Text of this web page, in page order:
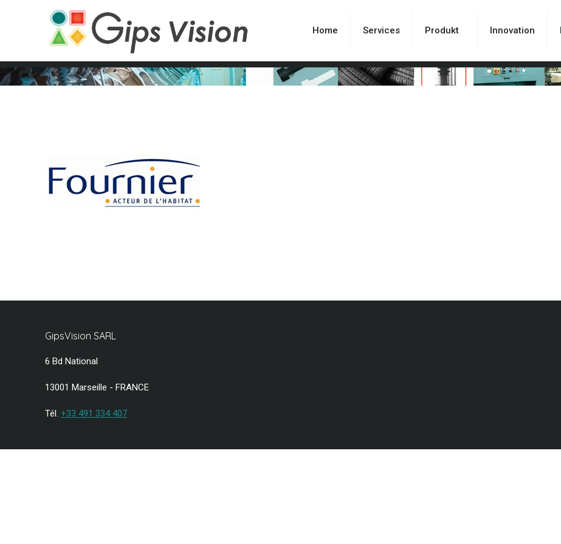
Home Services Produkt Innovation
GipsVision SARL
6 Bd National
13001 Marseille - FRANCE
Tél. +33 491 334 407